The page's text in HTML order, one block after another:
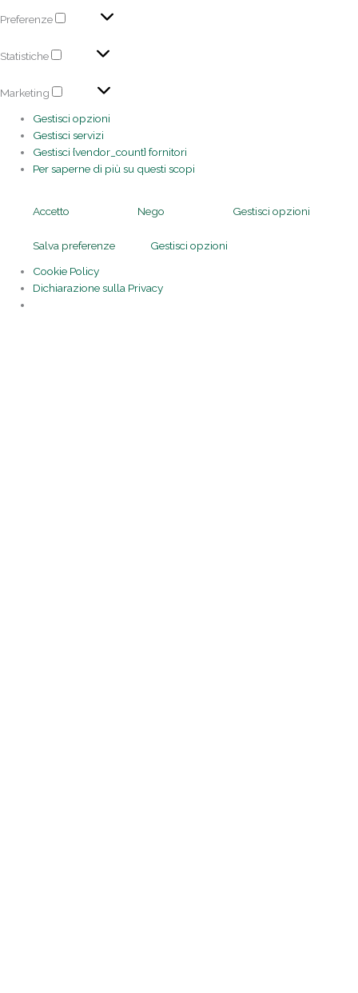
Preferenze
Statistiche
Marketing
Gestisci opzioni
Gestisci servizi
Gestisci {vendor_count} fornitori
Per saperne di più su questi scopi
Accetto Nego Gestisci opzioni
Salva preferenze
Gestisci opzioni
Cookie Policy
Dichiarazione sulla Privacy